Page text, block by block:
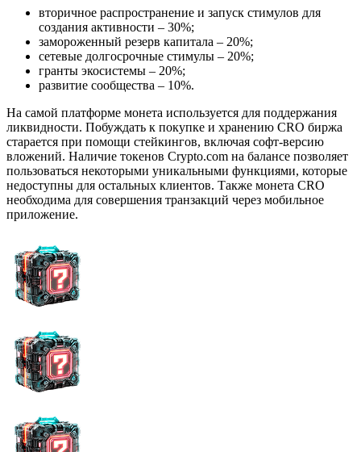
вторичное распространение и запуск стимулов для
создания активности – 30%;
замороженный резерв капитала – 20%;
сетевые долгосрочные стимулы – 20%;
гранты экосистемы – 20%;
развитие сообщества – 10%.
На самой платформе монета используется для поддержания
ликвидности. Побуждать к покупке и хранению CRO биржа
старается при помощи стейкингов, включая софт-версию
вложений. Наличие токенов Crypto.com на балансе позволяет
пользоваться некоторыми уникальными функциями, которые
недоступны для остальных клиентов. Также монета CRO
необходима для совершения транзакций через мобильное
приложение.